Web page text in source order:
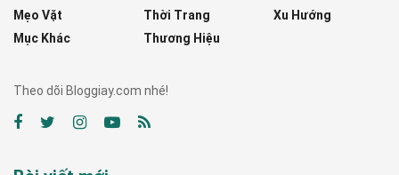
Mẹo Vặt
Mục Khác
Thời Trang
Thương Hiệu
Xu Hướng
Theo dõi Bloggiay.com nhé!